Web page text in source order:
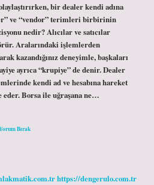
bir dealer kendi adına
ve “vendor” terimleri birbirinin
nedir? Alıcılar ve satıcılar
Aralarındaki işlemlerden
kazandığınız deneyimle, başkaları
ayrıca “krupiye” de denir. Dealer
kendi ad ve hesabına hareket
Borsa ile uğraşana ne…
Bırak
https://dengerulo.com.tr